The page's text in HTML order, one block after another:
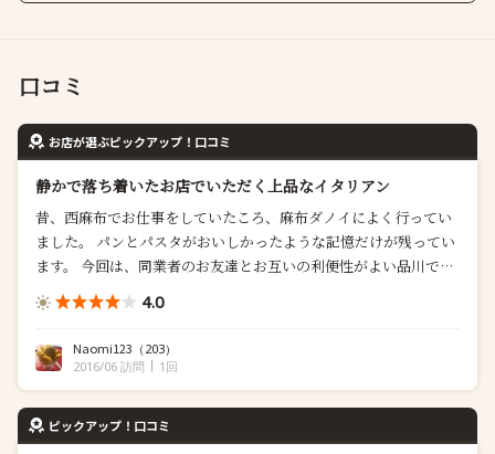
口コミ
お店が選ぶピックアップ！口コミ
静かで落ち着いたお店でいただく上品なイタリアン
昔、西麻布でお仕事をしていたころ、麻布ダノイによく行ってい
ました。 パンとパスタがおいしかったような記憶だけが残ってい
ます。 今回は、同業者のお友達とお互いの利便性がよい品川でラ
ンチをすることになり、久しぶりのダノイにしてみました。 品川
駅高輪口からひたすら坂を上って行った東武ホテルの1Ｆ。 大雨
いきましたが、平日だ...
4.0
Naomi123 （203）
2016/06 訪問
1回
ピックアップ！口コミ